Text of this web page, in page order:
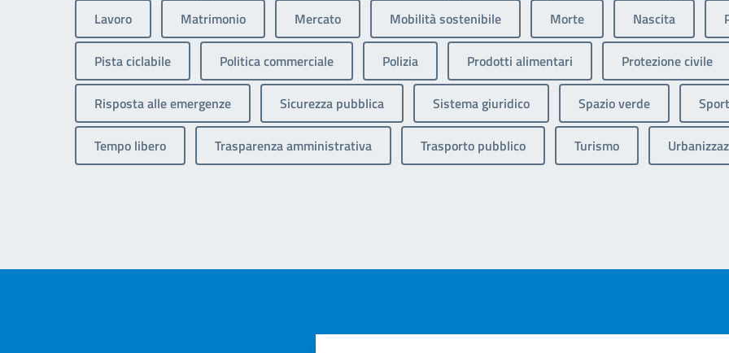
Lavoro Matrimonio Mercato Mobilità sostenibile Morte Nascita
Pista ciclabile Politica commerciale Polizia Prodotti alimentari Protezione civile
Risposta alle emergenze Sicurezza pubblica Sistema giuridico Spazio verde
Tempo libero Trasparenza amministrativa Trasporto pubblico Turismo